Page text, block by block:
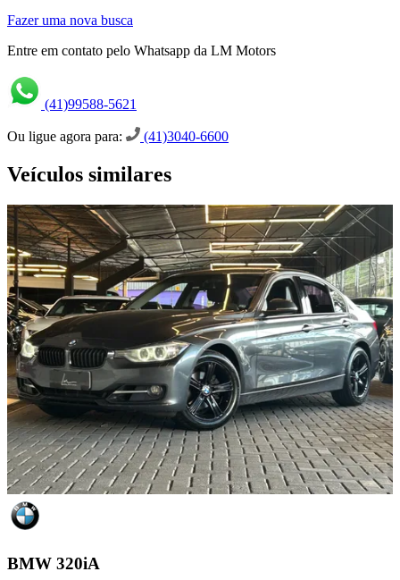
Fazer uma nova busca
Entre em contato pelo Whatsapp da LM Motors
(41)99588-5621
Ou ligue agora para: (41)3040-6600
Veículos similares
BMW 320iA